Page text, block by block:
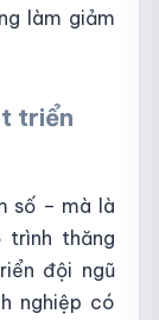
làm giảm
triển
số – mà là
trình thăng
đội ngũ
nghiệp có